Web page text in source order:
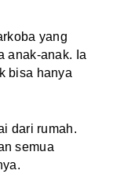
yang
anak-anak. Ia
bisa hanya
dari rumah.
semua